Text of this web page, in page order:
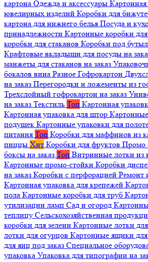
картона Одежда и аксессуары Картонная
ювелирных изделий Коробки для
картона для нижнего белья Посуда и
принадлежности Картонные коробки
коробки для стаканов Коробки под
Крафтовые вкладыши для посуды на
манжеты для стаканов на заказ
бокалов вина Разное Гофрокартон
на заказ Перегородки и ложементы из
Трехслойный гофрокартон на заказ
на заказ Текстиль Топ Картонная
Картонная упаковка для штор
подушек Картонные упаковки для
питания Топ Коробки для маффинов из
пиццы Хит Коробки для фруктов Промо
боксы на заказ Топ Витринные лотки из
Картонные промо-стойки Коробки
на заказ Коробки с перфорацией Ремонт
Картонная упаковка для крепежей
пола Картонные коробки для труб
утилизации ламп Сад и огород
теплицу Сельскохозяйственная
коробки для зелени Картонные лотки
лотки для огурцов Картонные ящики
для яиц под заказ Специальное
упаковка Упаковка для типографии на